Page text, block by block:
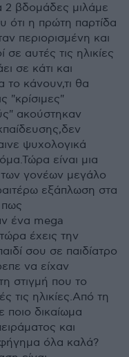
2 βδομάδες μιλάμε
ότι η πρώτη παρτίδα
περιορισμένη και
αυτές τις ηλικίες
σε κάτι και
κάνουν,τι θα
"κρίσιμες"
ακούστηκαν
ψυχολογικά
είναι μια
των γονέων μεγάλο
εξάπλωση στα
πως
ένα mega
έχεις την
σου σε παιδίατρο
να είχαν
στιγμή που το
τις ηλικίες.Από τη
δικαίωμα
και
όλα καλά?